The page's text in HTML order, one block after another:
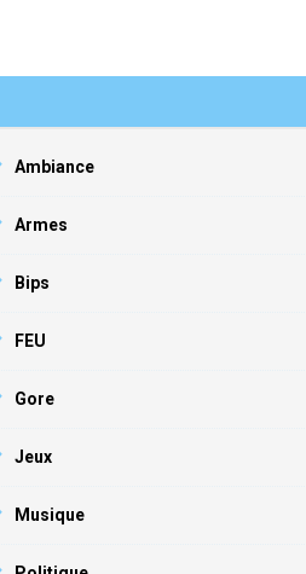
Ambiance
Armes
Bips
FEU
Gore
Jeux
Musique